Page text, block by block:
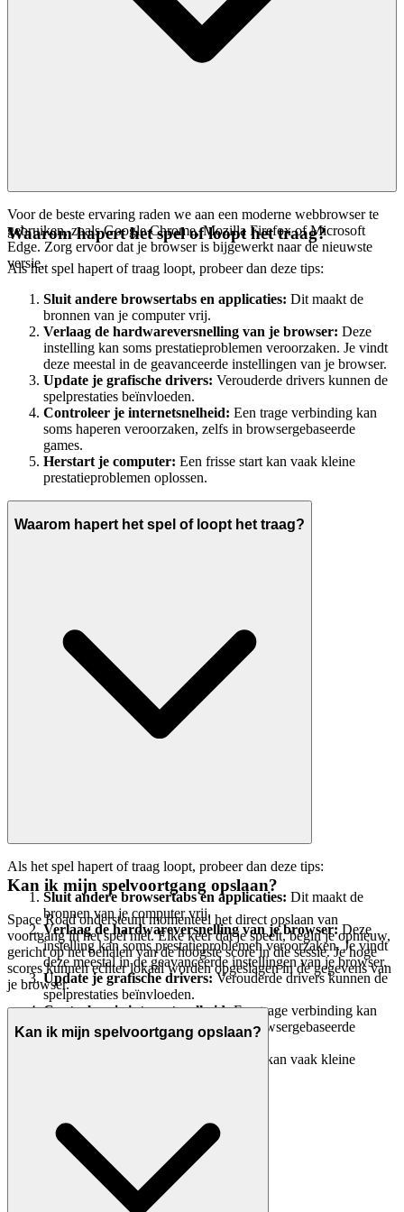
Voor de beste ervaring raden we aan een moderne webbrowser te
gebruiken, zoals Google Chrome, Mozilla Firefox of Microsoft
Edge. Zorg ervoor dat je browser is bijgewerkt naar de nieuwste
versie.
Waarom hapert het spel of loopt het traag?
Als het spel hapert of traag loopt, probeer dan deze tips:
Sluit andere browsertabs en applicaties: Dit maakt de
bronnen van je computer vrij.
Verlaag de hardwareversnelling van je browser: Deze
instelling kan soms prestatieproblemen veroorzaken. Je vindt
deze meestal in de geavanceerde instellingen van je browser.
Update je grafische drivers: Verouderde drivers kunnen de
spelprestaties beïnvloeden.
Controleer je internetsnelheid: Een trage verbinding kan
soms haperen veroorzaken, zelfs in browsergebaseerde
games.
Herstart je computer: Een frisse start kan vaak kleine
prestatieproblemen oplossen.
Waarom hapert het spel of loopt het traag?
Als het spel hapert of traag loopt, probeer dan deze tips:
Sluit andere browsertabs en applicaties: Dit maakt de
bronnen van je computer vrij.
Verlaag de hardwareversnelling van je browser: Deze
instelling kan soms prestatieproblemen veroorzaken. Je vindt
deze meestal in de geavanceerde instellingen van je browser.
Update je grafische drivers: Verouderde drivers kunnen de
spelprestaties beïnvloeden.
Controleer je internetsnelheid:Een trage verbinding kan
soms haperen veroorzaken, zelfs in browsergebaseerde
games.
Een frisse start kan vaak kleine
Kan ik mijn spelvoortgang opslaan?
Space Road ondersteunt momenteel het direct opslaan van
voortgang in het spel niet. Elke keer dat je speelt, begin je opnieuw,
gericht op het behalen van de hoogste score in die sessie. Je hoge
scores kunnen echter lokaal worden opgeslagen in de gegevens van
je browser.
Kan ik mijn spelvoortgang opslaan?